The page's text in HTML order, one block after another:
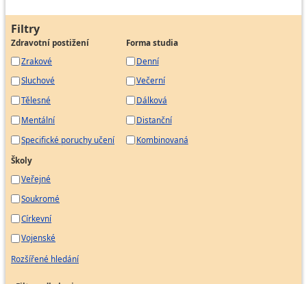
Filtry
Zdravotní postižení
Zrakové
Sluchové
Tělesné
Mentální
Specifické poruchy učení
Forma studia
Denní
Večerní
Dálková
Distanční
Kombinovaná
Školy
Veřejné
Soukromé
Církevní
Vojenské
Rozšířené hledání